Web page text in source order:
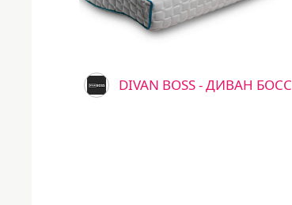
DIVAN BOSS - ДИВАН БОСС